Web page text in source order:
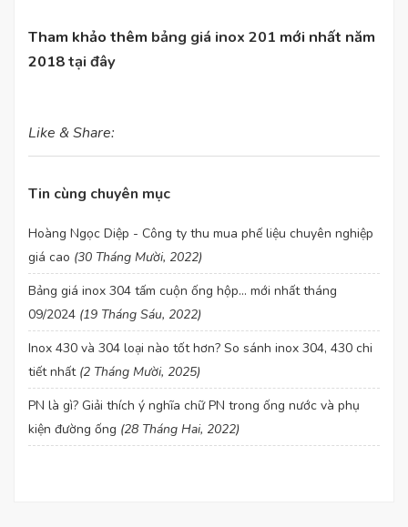
Tham khảo thêm bảng giá inox 201 mới nhất năm
2018tại đây
Like & Share:
Tin cùng chuyên mục
Hoàng Ngọc Diệp - Công ty thu mua phế liệu chuyên nghiệp
giá cao (30 Tháng Mười, 2022)
Bảng giá inox 304 tấm cuộn ống hộp... mới nhất tháng
09/2024 (19 Tháng Sáu, 2022)
Inox 430 và 304 loại nào tốt hơn? So sánh inox 304, 430 chi
tiết nhất (2 Tháng Mười, 2025)
PN là gì? Giải thích ý nghĩa chữ PN trong ống nước và phụ
kiện đường ống (28 Tháng Hai, 2022)